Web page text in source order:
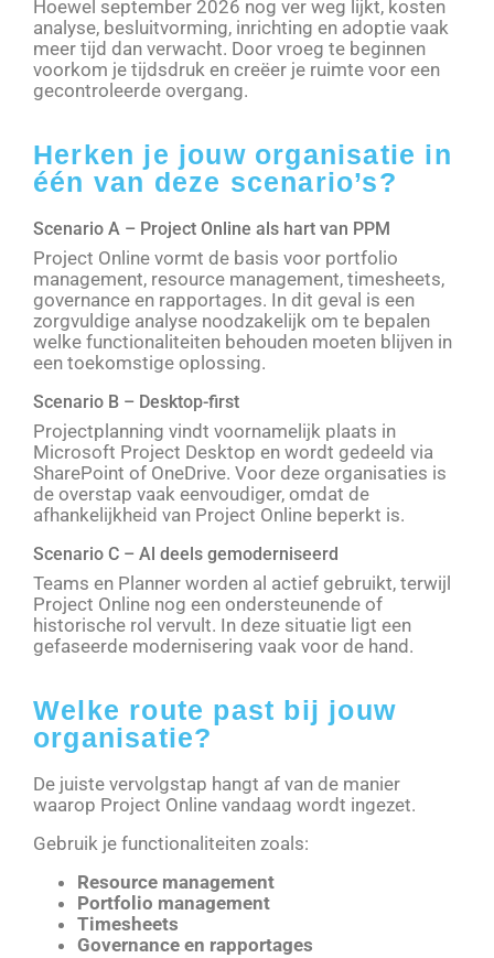
Hoewel september 2026 nog ver weg lijkt, kosten
analyse, besluitvorming, inrichting en adoptie vaak
meer tijd dan verwacht. Door vroeg te beginnen
voorkom je tijdsdruk en creëer je ruimte voor een
gecontroleerde overgang.
Herken je jouw organisatie in
één van deze scenario’s?
Scenario A – Project Online als hart van PPM
Project Online vormt de basis voor portfolio
management, resource management, timesheets,
governance en rapportages. In dit geval is een
zorgvuldige analyse noodzakelijk om te bepalen
welke functionaliteiten behouden moeten blijven in
een toekomstige oplossing.
Scenario B – Desktop-first
Projectplanning vindt voornamelijk plaats in
Microsoft Project Desktop en wordt gedeeld via
SharePoint of OneDrive. Voor deze organisaties is
de overstap vaak eenvoudiger, omdat de
afhankelijkheid van Project Online beperkt is.
Scenario C – Al deels gemoderniseerd
Teams en Planner worden al actief gebruikt, terwijl
Project Online nog een ondersteunende of
historische rol vervult. In deze situatie ligt een
gefaseerde modernisering vaak voor de hand.
Welke route past bij jouw
organisatie?
De juiste vervolgstap hangt af van de manier
waarop Project Online vandaag wordt ingezet.
Gebruik je functionaliteiten zoals:
Resource management
Portfolio management
Timesheets
Governance en rapportages